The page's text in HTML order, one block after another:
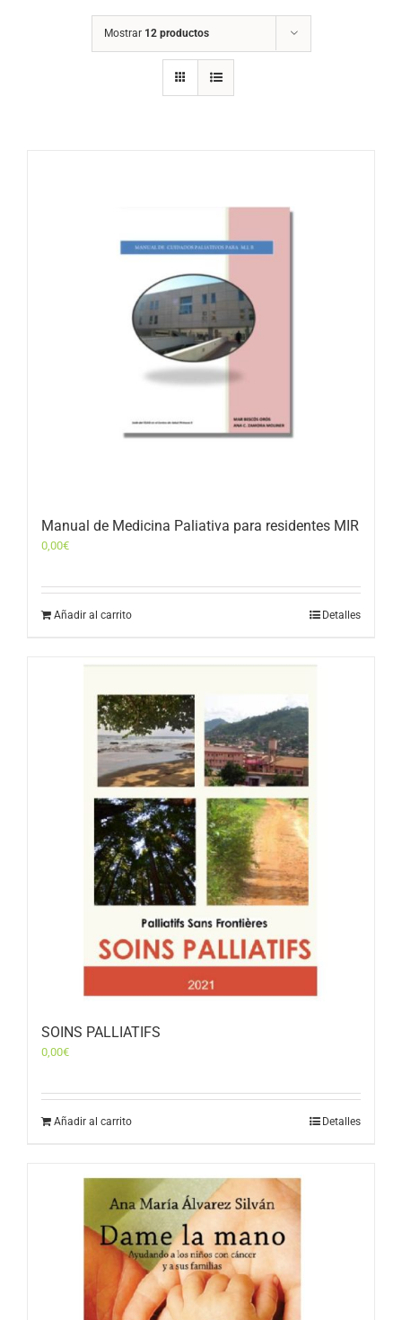
Mostrar 12 productos
Manual de Medicina Paliativa para residentes MIR
0,00€
Añadir al carrito Detalles
SOINS PALLIATIFS
0,00€
Añadir al carrito Detalles